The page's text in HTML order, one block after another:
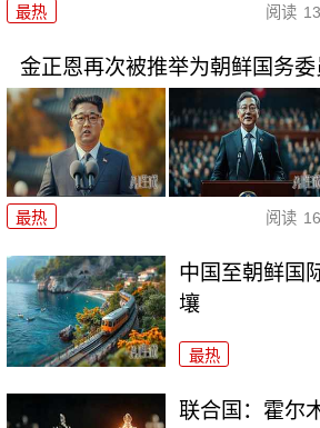
最热 阅读
金正恩再次被推举为朝鲜国务委
最热 阅读
中国至朝鲜国
壤
最热
联合国：霍尔